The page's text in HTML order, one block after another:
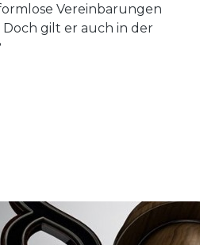
Vereinbarungen
gilt er auch in der